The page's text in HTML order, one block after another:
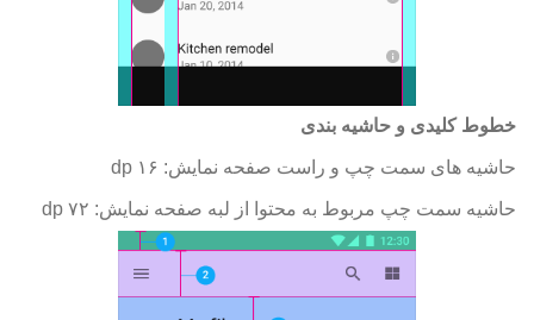
خطوط کلیدی و حاشیه بندی
حاشیه های سمت چپ و راست صفحه نمایش: ۱۶ dp
حاشیه سمت چپ مربوط به محتوا از لبه صفحه نمایش: ۷۲ dp